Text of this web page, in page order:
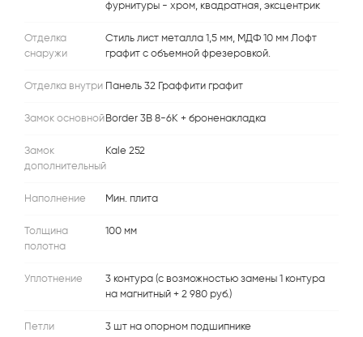
фурнитуры - хром, квадратная, эксцентрик
Отделка
снаружи
Стиль лист металла 1,5 мм, МДФ 10 мм Лофт
графит с объемной фрезеровкой.
Отделка внутри Панель 32 Граффити графит
Замок основной Border 3В 8-6К + броненакладка
Замок
дополнительный
Kale 252
Наполнение Мин. плита
Толщина
полотна
100 мм
Уплотнение
3 контура (с возможностью замены 1 контура
на магнитный + 2 980 руб.)
Петли 3 шт на опорном подшипнике